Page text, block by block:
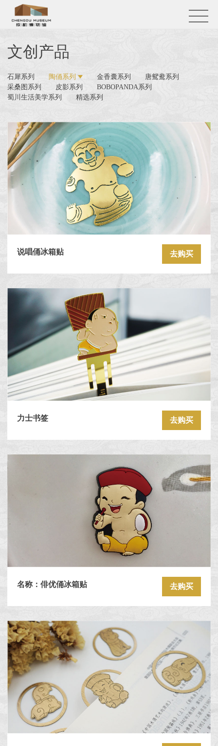
文创产品
石犀系列 陶俑系列 金香囊系列
唐鸳鸯系列
采桑图系列
皮影系列
BOBOPANDA系列
蜀川生活美学系列
精选系列
说唱俑冰箱贴 去购买
力士书签 去购买
名称：俳优俑冰箱贴 去购买